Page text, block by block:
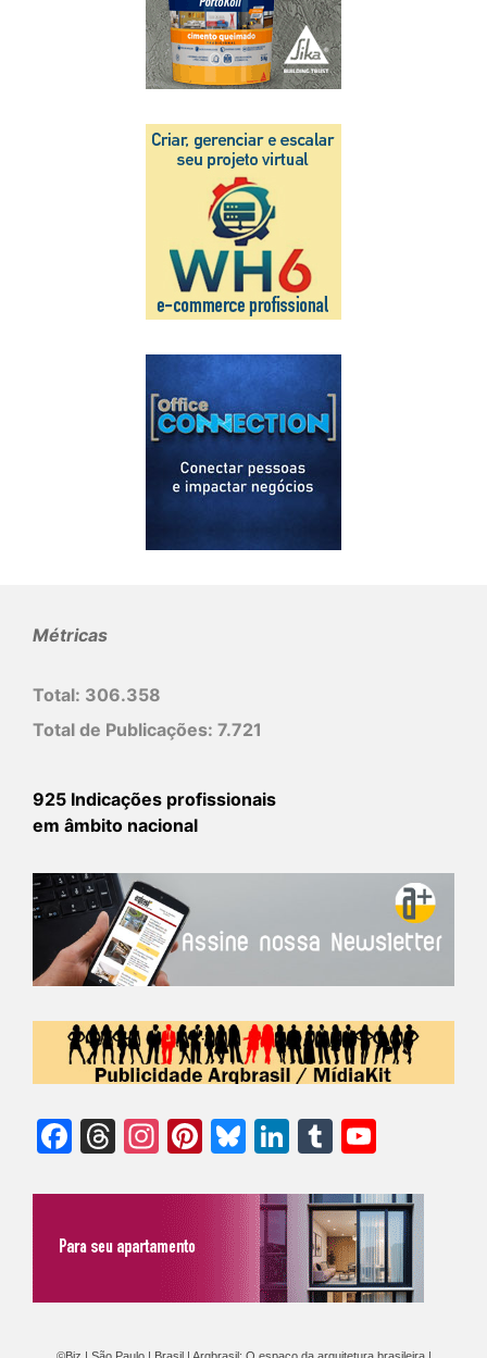
Métricas
Total: 306.358
Total de Publicações: 7.721
925 Indicações profissionais
em âmbito nacional
Facebook
Threads
Instagram
Pinterest
Bluesky
LinkedIn
Tumblr